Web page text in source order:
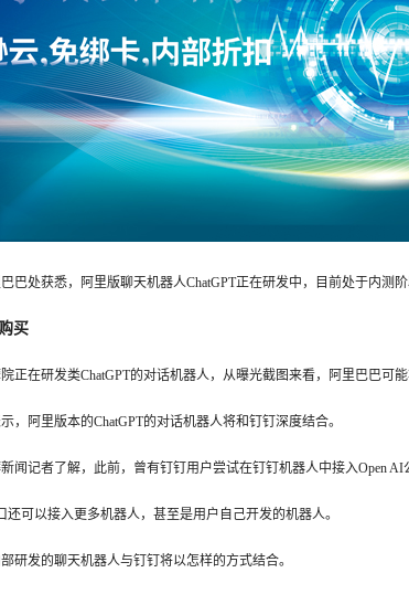
巴处获悉，阿里版聊天机器人ChatGPT正在研发中，目前处于内测
买
正在研发类ChatGPT的对话机器人，从曝光截图来看，阿里巴巴可
，阿里版本的ChatGPT的对话机器人将和钉钉深度结合。
闻记者了解，此前，曾有钉钉用户尝试在钉钉机器人中接入Open
还可以接入更多机器人，甚至是用户自己开发的机器人。
研发的聊天机器人与钉钉将以怎样的方式结合。